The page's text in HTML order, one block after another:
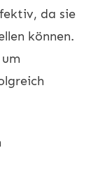
da sie
können.